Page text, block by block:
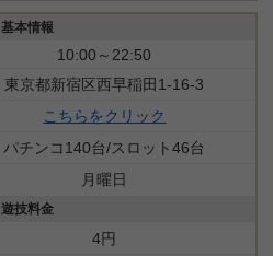
基本情報
10:00～22:50
東京都新宿区西早稲田1-16-3
こちらをクリック
パチンコ140台/スロット46台
月曜日
遊技料金
4円